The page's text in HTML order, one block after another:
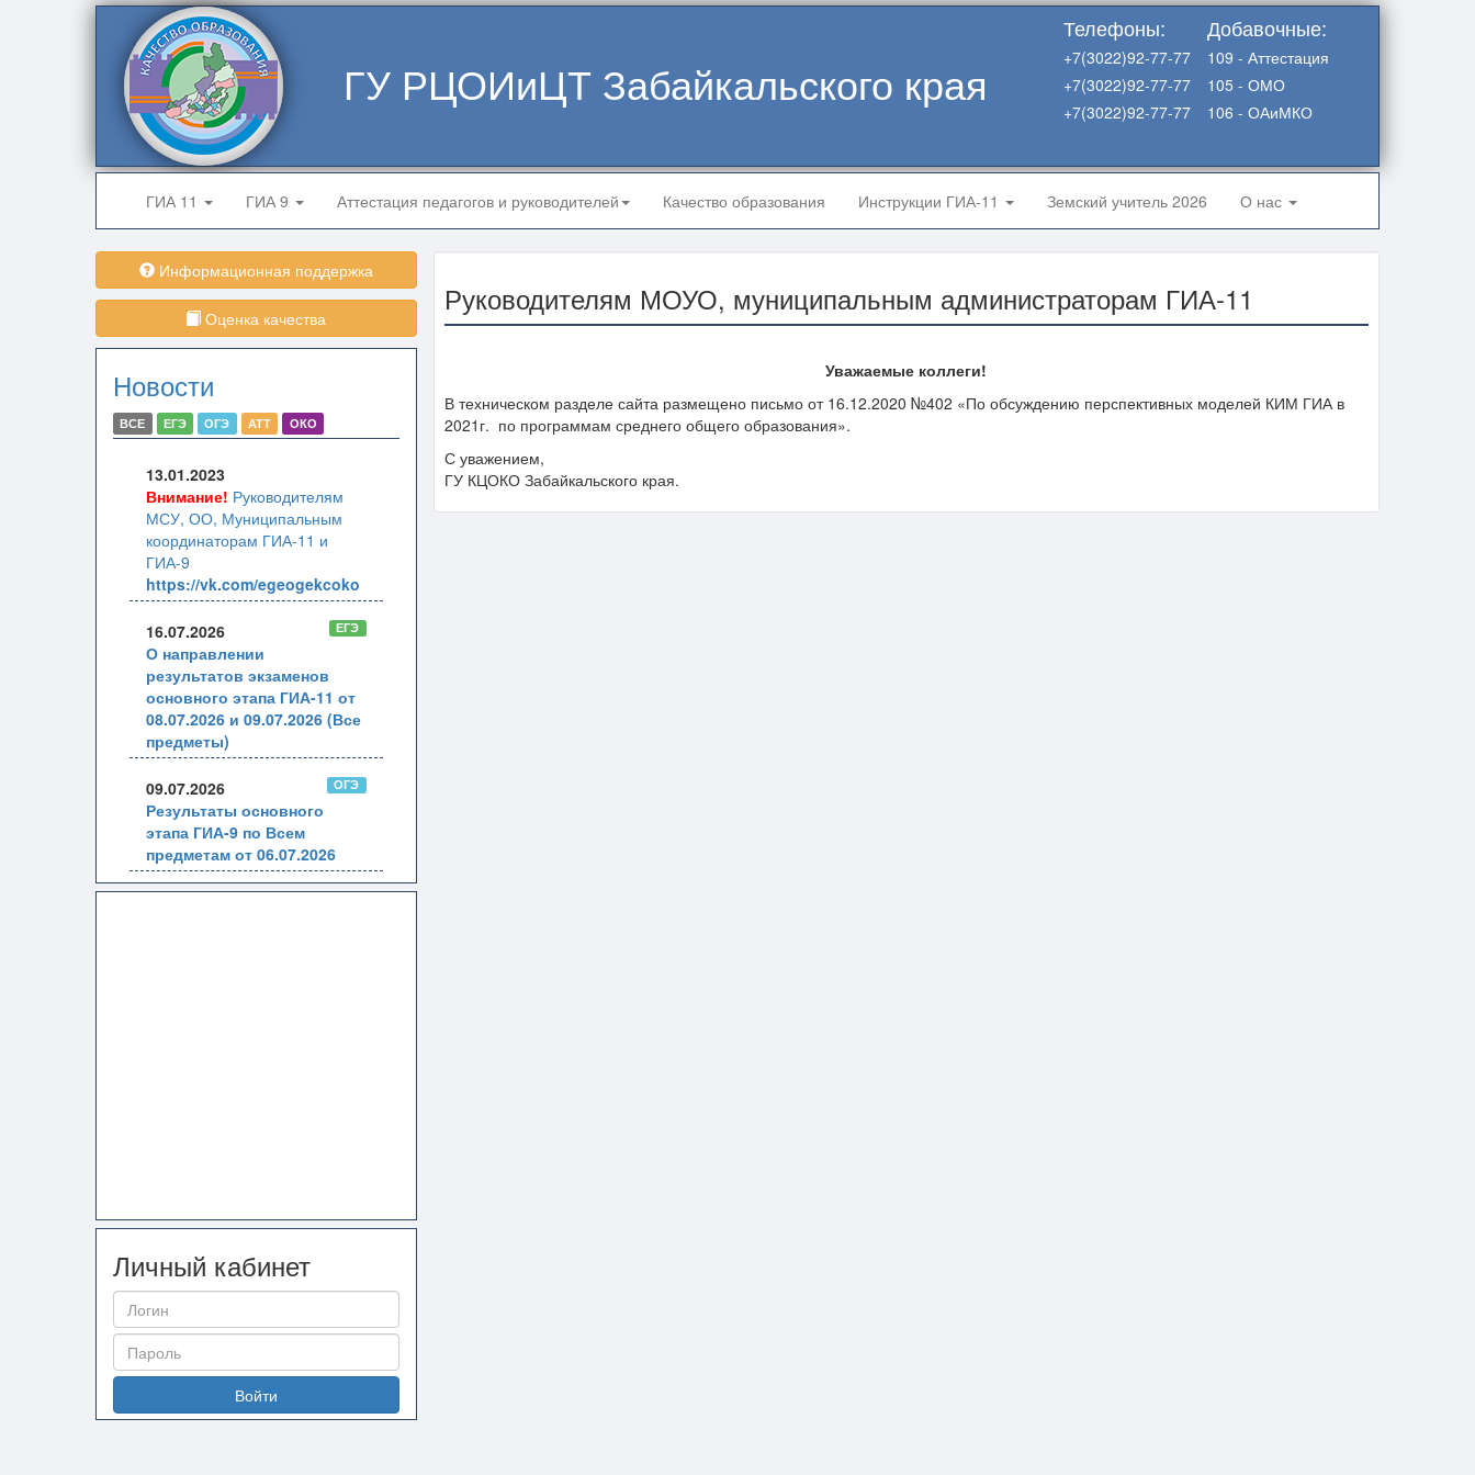
ГУ РЦОИиЦТ Забайкальского края
Добавочные:
109 - Аттестация
105 - ОМО
106 - ОАиМКО
Телефоны:
+7(3022)92-77-77
+7(3022)92-77-77
+7(3022)92-77-77
ГИА 11 ГИА 9 Аттестация педагогов и руководителей Качество образования Инструкции ГИА-11 Земский учитель 2026 О нас
Информационная поддержка
Оценка качества
Новости
ВСЕ ЕГЭ ОГЭ АТТ ОКО
13.01.2023
Внимание! Руководителям
МСУ, ОО, Муниципальным
координаторам ГИА-11 и
ГИА-9
https://vk.com/egeogekcoko
16.07.2026 ЕГЭ
О направлении
результатов экзаменов
основного этапа ГИА-11 от
08.07.2026 и 09.07.2026 (Все
предметы)
09.07.2026 ОГЭ
Результаты основного
этапа ГИА-9 по Всем
предметам от 06.07.2026
Личный кабинет
Войти
Руководителям МОУО, муниципальным администраторам ГИА-11
Уважаемые коллеги!
В техническом разделе сайта размещено письмо от 16.12.2020 №402 «По обсуждению перспективных моделей КИМ ГИА в
2021г. по программам среднего общего образования».
С уважением,
ГУ КЦОКО Забайкальского края.